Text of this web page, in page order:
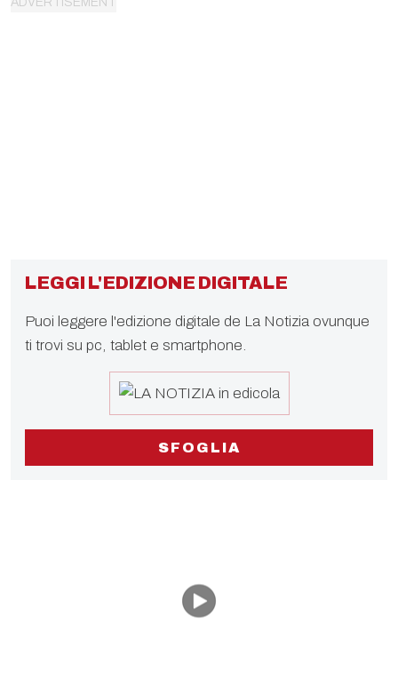
LEGGI L'EDIZIONE DIGITALE
Puoi leggere l'edizione digitale de La Notizia ovunque
ti trovi su pc, tablet e smartphone.
SFOGLIA